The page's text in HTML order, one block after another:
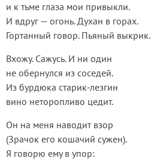
и к тьме глаза мои привыкли.
И вдруг — огонь. Духан в горах.
Гортанный говор. Пьяный выкрик.
Вхожу. Сажусь. И ни один
не обернулся из соседей.
Из бурдюка старик-лезгин
вино неторопливо цедит.
Он на меня наводит взор
(Зрачок его кошачий сужен).
Я говорю ему в упор: